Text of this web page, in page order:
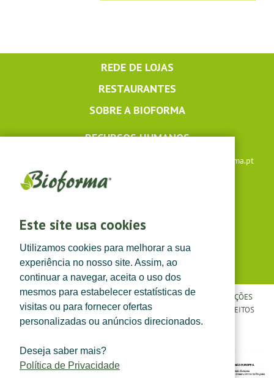
Este site usa cookies
Utilizamos cookies para melhorar a sua
experiência no nosso site. Assim, ao
continuar a navegar, aceita o uso dos
mesmos para estabelecer estatísticas de
visitas ou para fornecer ofertas
personalizadas ou anúncios direcionados.
Deseja saber mais?
Política de Privacidade
REDE DE LOJAS
RESTAURANTES
SOBRE A BIOFORMA
RECURSOS HUMANOS
lojaonline@bioforma.pt
(dias úteis das 8h30 às 13h e das 14h às 17h30)
POLÍTICA DE PRIVACIDADE|TERMOS E CONDIÇÕES
CONDIÇÕES
GERAIS DE VENDA | ©TOPFARMA, LDA. 2022.
TODOS OS DIREITOS
RESERVADOS.